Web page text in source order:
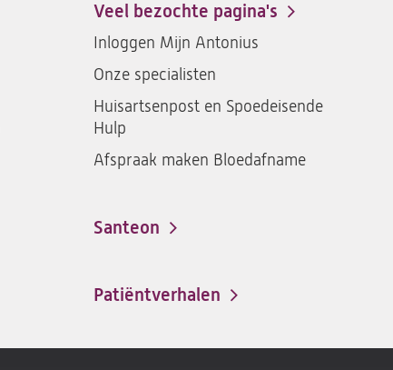
santeon
ziekenhuis
op
Facebook
santeon
ziekenhuis
Instagram
santeon
LinkedIn
Veel bezochte pagina's
Inloggen Mijn Antonius
Onze specialisten
Huisartsenpost en Spoedeisende
Hulp
Afspraak maken Bloedafname
Santeon
(opent
een
tab)
Patiëntverhalen